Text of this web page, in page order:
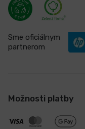
Sme oficiálnym
partnerom
Možnosti platby